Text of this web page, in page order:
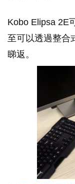
Kobo Elipsa 2E
至可以透過整合
睇返。